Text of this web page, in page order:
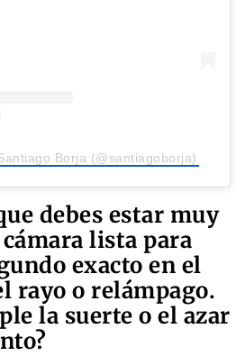
Borja (@santiagoborja)
debes estar muy
lista para
exacto en el
rayo o relámpago.
la suerte o el azar